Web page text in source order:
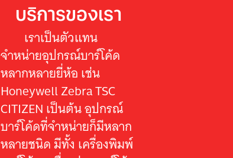
บริการของเรา
เราเป็นตัวแทน
จำหน่ายอุปกรณ์บาร์โค้ด
หลากหลายยี่ห้อ เช่น
Honeywell Zebra TSC
CITIZEN เป็นต้น อุปกรณ์
บาร์โค้ดที่จำหน่ายก็มีหลาก
หลายชนิด มีทั้ง เครื่องพิมพ์